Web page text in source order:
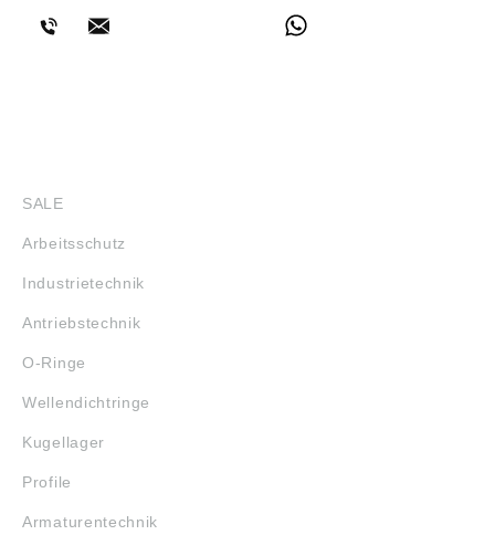
SALE
Arbeitsschutz
Industrietechnik
Antriebstechnik
O-Ringe
Wellendichtringe
Kugellager
Profile
Armaturentechnik